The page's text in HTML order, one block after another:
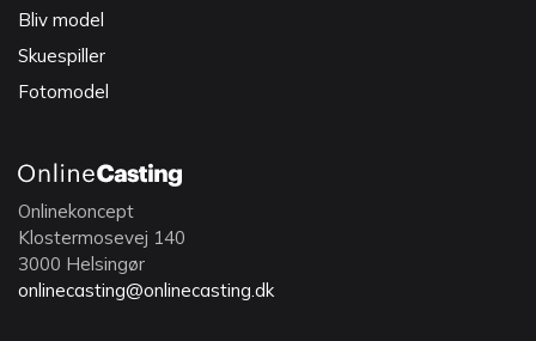
Bliv model
Skuespiller
Fotomodel
Onlinekoncept
Klostermosevej 140
3000 Helsingør
onlinecasting@onlinecasting.dk